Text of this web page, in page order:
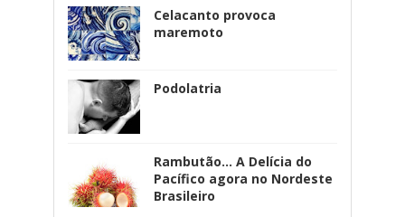
Celacanto provoca
maremoto
Podolatria
Rambutão... A Delícia do
Pacífico agora no Nordeste
Brasileiro